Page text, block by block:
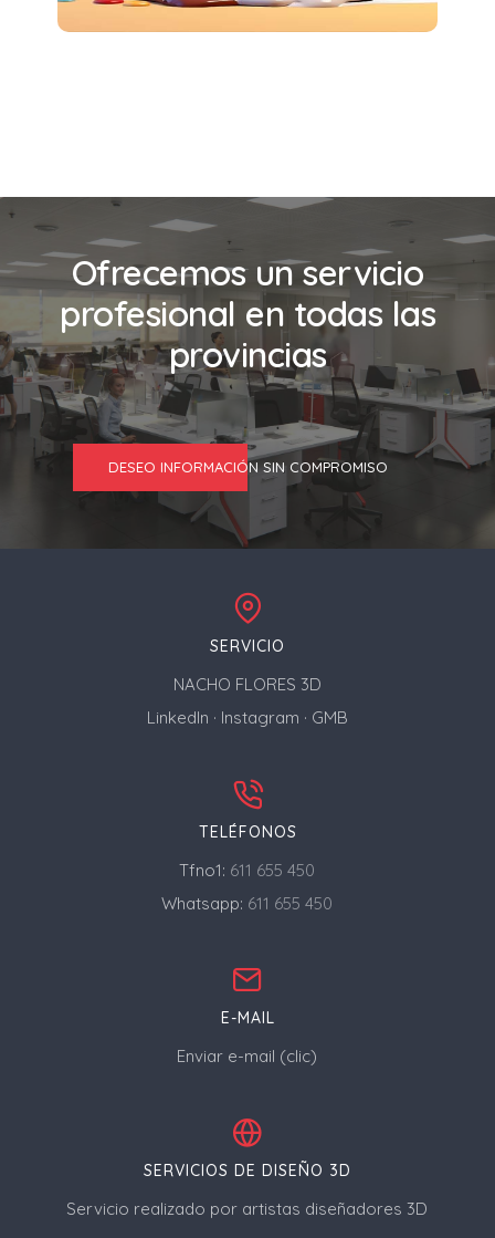
Ofrecemos un servicio
profesional en todas las
provincias
DESEO INFORMACIÓN SIN COMPROMISO
SERVICIO
NACHO FLORES 3D
LinkedIn · Instagram · GMB
TELÉFONOS
Tfno1: 611 655 450
Whatsapp: 611 655 450
E-MAIL
Enviar e-mail (clic)
SERVICIOS DE DISEÑO 3D
Servicio realizado por artistas diseñadores 3D